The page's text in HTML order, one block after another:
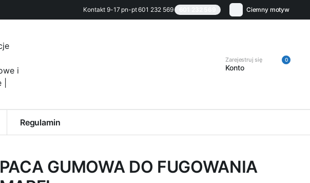
Kontakt 9-17 pn-pt 601 232 569 Ciemny motyw
Zarejestruj się
Konto
0
Regulamin
PACA GUMOWA DO FUGOWANIA